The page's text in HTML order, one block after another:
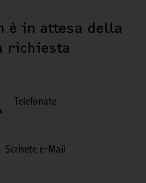
è in attesa della
richiesta
Telefonate
Scrivete e-Mail